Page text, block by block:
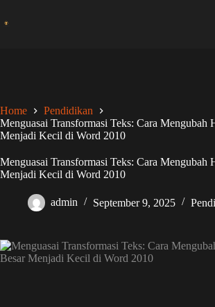
Home
Pendidikan
Menguasai Transformasi Teks: Cara Mengubah
Menjadi Kecil di Word 2010
Menguasai Transformasi Teks: Cara Mengubah
Menjadi Kecil di Word 2010
admin September 9, 2025